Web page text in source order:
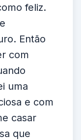
feliz.
Então
com
uma
e com
casar
que